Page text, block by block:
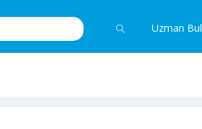
Uzman Bul